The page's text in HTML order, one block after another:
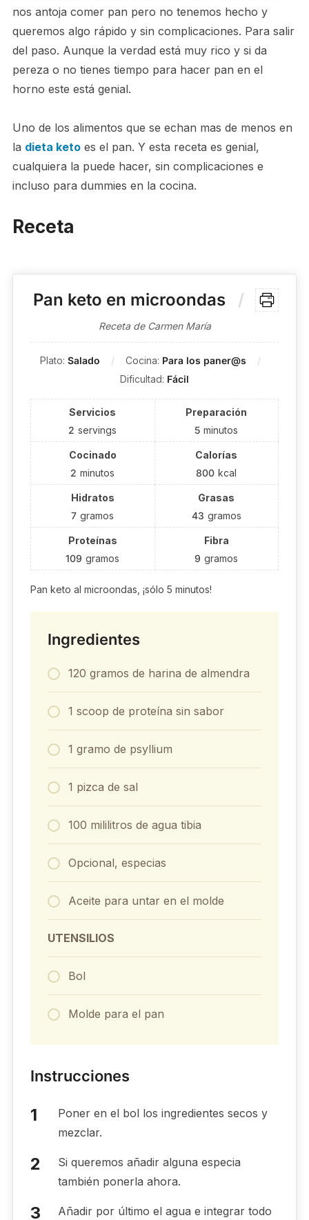
nos antoja comer pan pero no tenemos hecho y
queremos algo rápido y sin complicaciones. Para salir
del paso. Aunque la verdad está muy rico y si da
pereza o no tienes tiempo para hacer pan en el
horno este está genial.
Uno de los alimentos que se echan mas de menos en
la dieta ketoes el pan. Y esta receta es genial,
cualquiera la puede hacer, sin complicaciones e
incluso para dummies en la cocina.
Receta
Pan keto en microondas
Receta de Carmen María
Plato: Salado Cocina: Para los paner@s
Dificultad: Fácil
Servicios
2 servings
Preparación
5 minutos
Cocinado
2 minutos
Calorías
800 kcal
Hidratos
7 gramos
Grasas
43 gramos
Proteínas
109 gramos
Fibra
9 gramos
Pan keto al microondas, ¡sólo 5 minutos!
Ingredientes
120 gramos de harina de almendra
1 scoop de proteína sin sabor
1 gramo de psyllium
1 pizca de sal
100 mililitros de agua tibia
Opcional, especias
Aceite para untar en el molde
UTENSILIOS
Bol
Molde para el pan
Instrucciones
Poner en el bol los ingredientes secos y
mezclar.
Si queremos añadir alguna especia
también ponerla ahora.
Añadir por último el agua e integrar todo